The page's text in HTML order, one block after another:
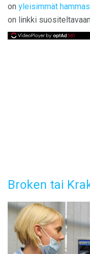
on yleisimmät
on linkki
Broken tai